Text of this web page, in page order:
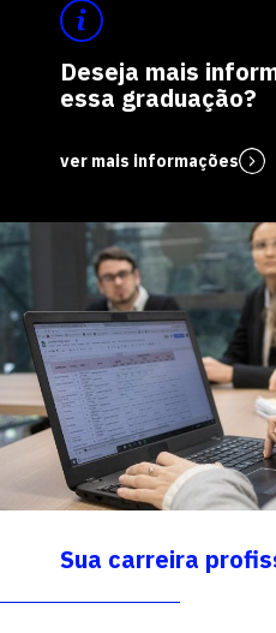
Deseja mais
essa graduação?
ver mais informações
Sua carreira